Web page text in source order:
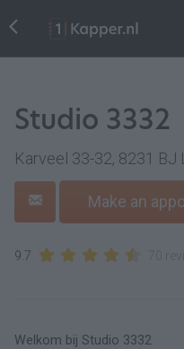
Studio 3332
Karveel 33-32, 8231 BJ
Make an
9.7
Welkom bij Studio 3332